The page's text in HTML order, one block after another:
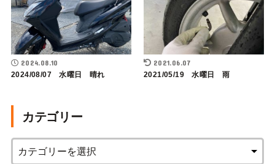
2024.08.10
2024/08/07 水曜日 晴れ
2021.06.07
2021/05/19 水曜日 雨
カテゴリー